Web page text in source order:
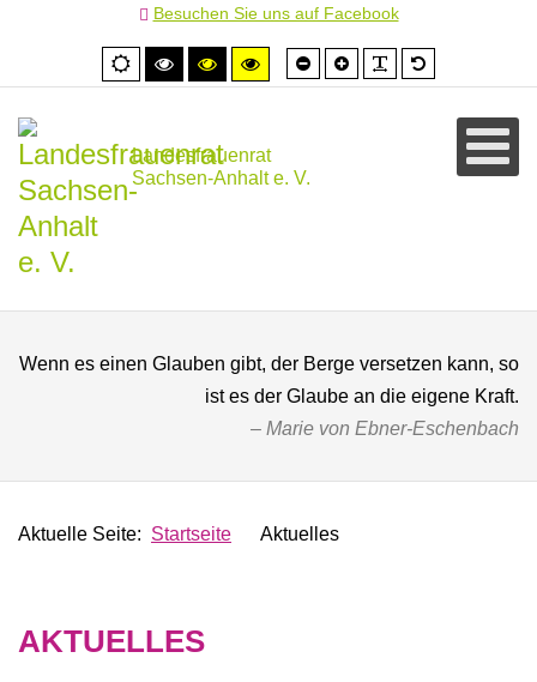
Besuchen Sie uns auf Facebook
Normale
Ansicht
Hoher
Kontrast
Hoher
Kontrast
Hoher
Kontrast
Schrift
kleiner
Schrift
größer
Landesfrauenrat
Sachsen-Anhalt e. V.
Wenn es einen Glauben gibt, der Berge versetzen kann, so
ist es der Glaube an die eigene Kraft.
Marie von Ebner-Eschenbach
Aktuelle Seite: Startseite Aktuelles
AKTUELLES